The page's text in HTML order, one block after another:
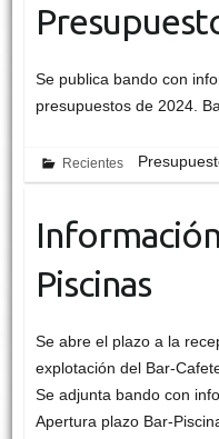
Se publica bando con
presupuestos de 2024.
Recientes
Piscinas
Se abre el plazo a la
explotación del Bar-
Se adjunta bando con
Apertura plazo Bar-